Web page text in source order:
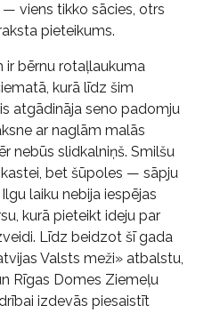
viens tikko sācies, otrs
pieteikums.
ir bērnu rotaļlaukuma
kurā līdz šim
atgādināja seno padomju
ar naglām malās
nebūs slidkalniņš. Smilšu
bet šūpoles — sāpju
laiku nebija iespējas
kurā pieteikt ideju par
Līdz beidzot šī gada
Valsts meži» atbalstu,
Rīgas Domes Ziemeļu
izdevās piesaistīt